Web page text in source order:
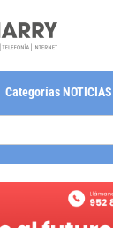
Categorías NOTICIAS